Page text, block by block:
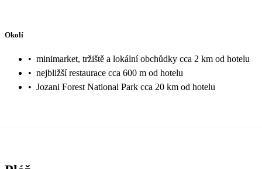
Okolí
• minimarket, tržiště a lokální obchůdky cca 2 km od hotelu
• nejbližší restaurace cca 600 m od hotelu
• Jozani Forest National Park cca 20 km od hotelu